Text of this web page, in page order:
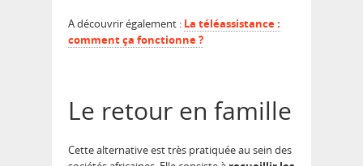
A découvrir également : La téléassistance :
comment ça fonctionne ?
Le retour en famille
Cette alternative est très pratiquée au sein des